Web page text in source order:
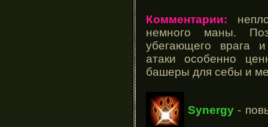
Комментарии:
немного маны.
убегающего врага
атаки особенно
башеры для себы и
Synergy -